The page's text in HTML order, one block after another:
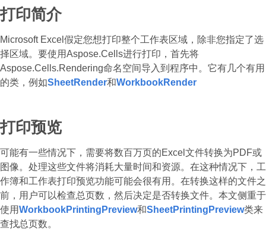
打印简介
Microsoft Excel假定您想打印整个工作表区域，除非您指定了选
择区域。要使用Aspose.Cells进行打印，首先将
Aspose.Cells.Rendering命名空间导入到程序中。它有几个有用
的类，例如SheetRender和WorkbookRender
打印预览
可能有一些情况下，需要将数百万页的Excel文件转换为PDF或
图像。处理这些文件将消耗大量时间和资源。在这种情况下，工
作簿和工作表打印预览功能可能会很有用。在转换这样的文件之
前，用户可以检查总页数，然后决定是否转换文件。本文侧重于
使用WorkbookPrintingPreview和SheetPrintingPreview类来
查找总页数。